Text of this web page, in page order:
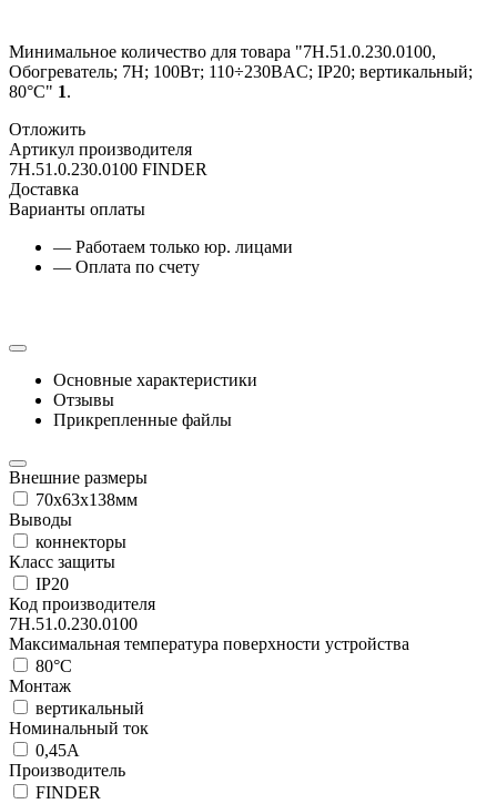
Минимальное количество для товара "7H.51.0.230.0100,
Обогреватель; 7H; 100Вт; 110÷230ВAC; IP20; вертикальный;
80°C" 1.
Отложить
Артикул производителя
7H.51.0.230.0100 FINDER
Доставка
Варианты оплаты
— Работаем только юр. лицами
— Оплата по счету
Основные характеристики
Отзывы
Прикрепленные файлы
Внешние размеры
70x63x138мм
Выводы
коннекторы
Класс защиты
IP20
Код производителя
7H.51.0.230.0100
Максимальная температура поверхности устройства
80°C
Монтаж
вертикальный
Номинальный ток
0,45А
Производитель
FINDER